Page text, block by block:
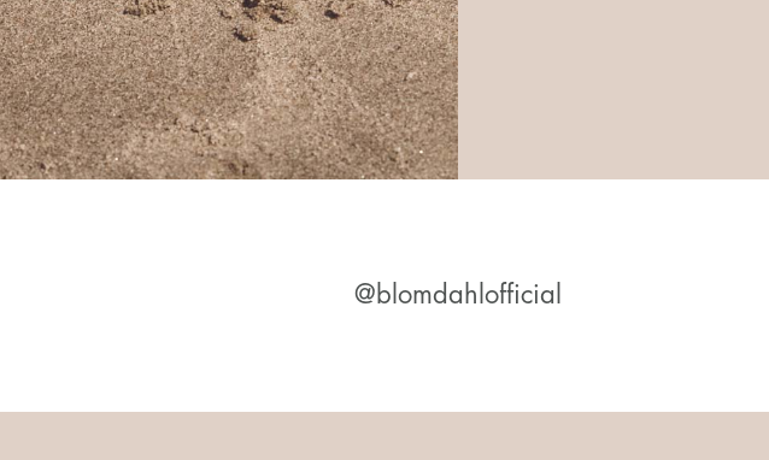
@blomdahlofficial